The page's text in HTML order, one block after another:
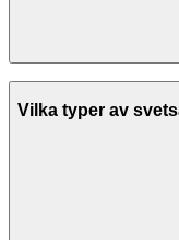
Svetsarbete i Palsboda
bostadsarbeten) blir
Vilka typer av